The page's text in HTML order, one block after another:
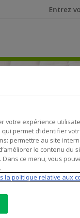
Je
votre expérience
permet d’identifier
permettre au site
le contenu du
ce menu, vous
la politique relative aux